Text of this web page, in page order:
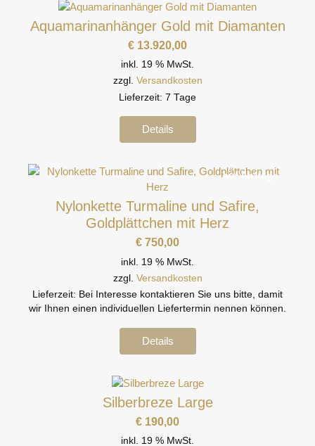
Aquamarinanhänger Gold mit Diamanten
€ 13.920,00
inkl. 19 % MwSt.
zzgl. Versandkosten
Lieferzeit: 7 Tage
Details
auf Anfrage
Nylonkette Turmaline und Safire,
Goldplättchen mit Herz
€ 750,00
inkl. 19 % MwSt.
zzgl. Versandkosten
Lieferzeit: Bei Interesse kontaktieren Sie uns bitte, damit
wir Ihnen einen individuellen Liefertermin nennen können.
Details
Silberbreze Large
€ 190,00
inkl. 19 % MwSt.